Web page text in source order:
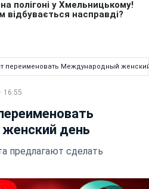
переименовать Международный
16:55
день
предлагают сделать